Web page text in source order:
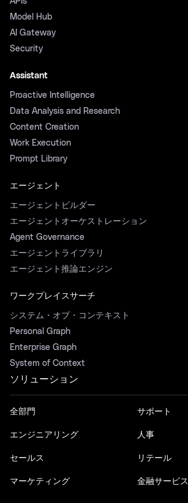
Model Hub
AI Gateway
Security
Assistant
Proactive Intelligence
Data Analysis and Research
Content Creation
Work Execution
Prompt Library
エージェント
エージェントビルダー
エージェントオーケストレーション
Agent Governance
エージェントライブラリ
エージェント推論エンジン
ワークプレイスサーチ
システム・オブ・コンテキスト
Personal Graph
Enterprise Graph
System of Context
ソリューション
全部門
エンジニアリング
セールス
マーケティング
サポート
人事
リテール
金融サービス